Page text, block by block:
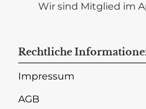
Wir sind Mitglied im
Rechtliche
Impressum
AGB